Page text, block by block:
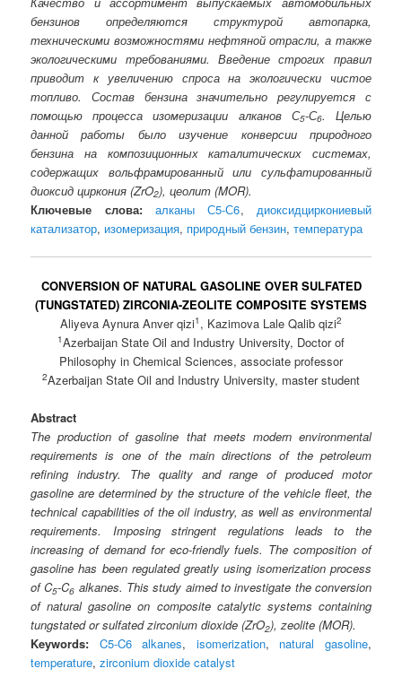
бензинов определяются структурой автопарка,
техническими возможностями нефтяной отрасли, а также
экологическими требованиями. Введение строгих правил
приводит к увеличению спроса на экологически чистое
топливо. Состав бензина значительно регулируется с
помощью процесса изомеризации алканов С5-С6. Целью
данной работы было изучение конверсии природного
бензина на композиционных каталитических системах,
содержащих вольфрамированный или сульфатированный
диоксид циркония (ZrO2), цеолит (MOR).
Ключевые слова:
алканы С5-С6, диоксидциркониевый
катализатор, изомеризация, природный бензин,температура
CONVERSION OF NATURAL GASOLINE OVER SULFATED
(TUNGSTATED) ZIRCONIA-ZEOLITE COMPOSITE SYSTEMS
Aliyeva Aynura Anver qizi1 , Kazimova Lale Qalib qizi2
1Azerbaijan State Oil and Industry University, Doctor of
Philosophy in Chemical Sciences, associate professor
2Azerbaijan State Oil and Industry University, master student
Abstract
The production of gasoline that meets modern environmental
requirements is one of the main directions of the petroleum
refining industry. The quality and range of produced motor
gasoline are determined by the structure of the vehicle fleet, the
technical capabilities of the oil industry, as well as environmental
requirements. Imposing stringent regulations leads to the
increasing of demand for eco-friendly fuels. The composition of
gasoline has been regulated greatly using isomerization process
of C5-C6 alkanes. This study aimed to investigate the conversion
of natural gasoline on composite catalytic systems containing
tungstated or sulfated zirconium dioxide (ZrO2), zeolite (MOR).
Keywords:
C5-C6 alkanes, isomerization, natural gasoline,
temperature,zirconium dioxide catalyst